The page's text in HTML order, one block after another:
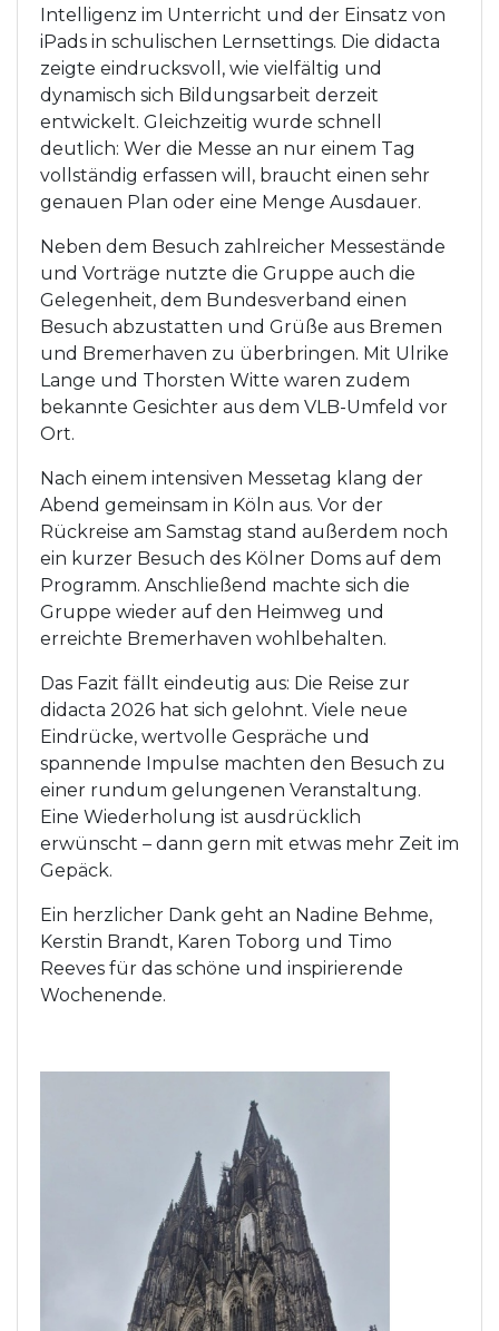
Intelligenz im Unterricht und der Einsatz von
iPads in schulischen Lernsettings. Die didacta
zeigte eindrucksvoll, wie vielfältig und
dynamisch sich Bildungsarbeit derzeit
entwickelt. Gleichzeitig wurde schnell
deutlich: Wer die Messe an nur einem Tag
vollständig erfassen will, braucht einen sehr
genauen Plan oder eine Menge Ausdauer.
Neben dem Besuch zahlreicher Messestände
und Vorträge nutzte die Gruppe auch die
Gelegenheit, dem Bundesverband einen
Besuch abzustatten und Grüße aus Bremen
und Bremerhaven zu überbringen. Mit Ulrike
Lange und Thorsten Witte waren zudem
bekannte Gesichter aus dem VLB-Umfeld vor
Ort.
Nach einem intensiven Messetag klang der
Abend gemeinsam in Köln aus. Vor der
Rückreise am Samstag stand außerdem noch
ein kurzer Besuch des Kölner Doms auf dem
Programm. Anschließend machte sich die
Gruppe wieder auf den Heimweg und
erreichte Bremerhaven wohlbehalten.
Das Fazit fällt eindeutig aus: Die Reise zur
didacta 2026 hat sich gelohnt. Viele neue
Eindrücke, wertvolle Gespräche und
spannende Impulse machten den Besuch zu
einer rundum gelungenen Veranstaltung.
Eine Wiederholung ist ausdrücklich
erwünscht – dann gern mit etwas mehr Zeit im
Gepäck.
Ein herzlicher Dank geht an Nadine Behme,
Kerstin Brandt, Karen Toborg und Timo
Reeves für das schöne und inspirierende
Wochenende.